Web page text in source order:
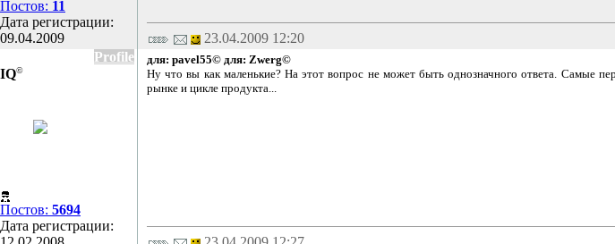
Постов: 11
Дата регистрации:
09.04.2009
23.04.2009 12:20
Profile
IQ©
Постов: 5694
Дата регистрации:
для: pavel55© для: Zwerg©
Ну что вы как маленькие? На этот вопрос не может быть однозначного ответа. Самые
рынке и цикле продукта...